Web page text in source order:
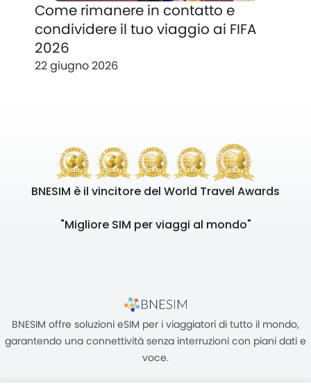
Come rimanere in contatto e
condividere il tuo viaggio ai FIFA
2026
22 giugno 2026
BNESIM è il vincitore del World Travel Awards
"Migliore SIM per viaggi al mondo"
BNESIM offre soluzioni eSIM per i viaggiatori di tutto il mondo,
garantendo una connettività senza interruzioni con piani dati e
voce.